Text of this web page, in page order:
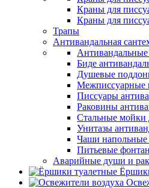
Краны для
Краны для
Трапы
Антивандальная
Антивандальные
Биде
Душевые
Межписсуарные
Писсуары
Раковины
Стальные мойки
Унитазы
Чаши напольные
Питьевые
Аварийные души и